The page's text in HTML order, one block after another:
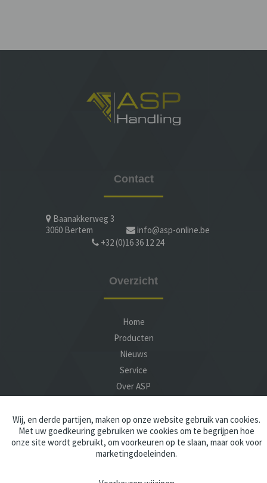
Contact
Baanakkerweg 3
3060 Bertem
info@asp-online.be
+32 (0)16 36 12 24
Overzicht
Home
Producten
Nieuws
Service
Over ASP
Wij, en derde partijen, maken op onze website gebruik van cookies.
Met uw goedkeuring gebruiken we cookies om te begrijpen hoe
onze site wordt gebruikt, om voorkeuren op te slaan, maar ook voor
marketingdoeleinden.